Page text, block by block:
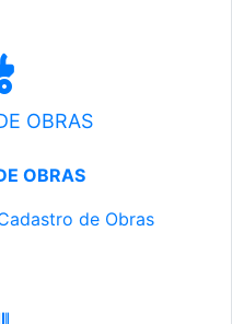
OBRAS
OBRAS
de Obras